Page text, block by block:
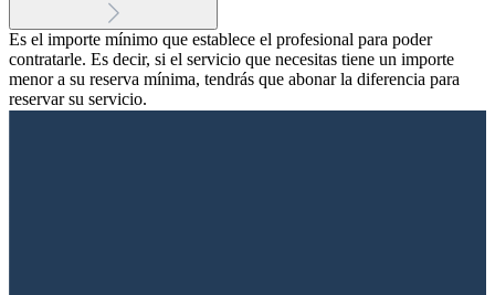
Es el importe mínimo que establece el profesional para poder
contratarle. Es decir, si el servicio que necesitas tiene un importe
menor a su reserva mínima, tendrás que abonar la diferencia para
reservar su servicio.